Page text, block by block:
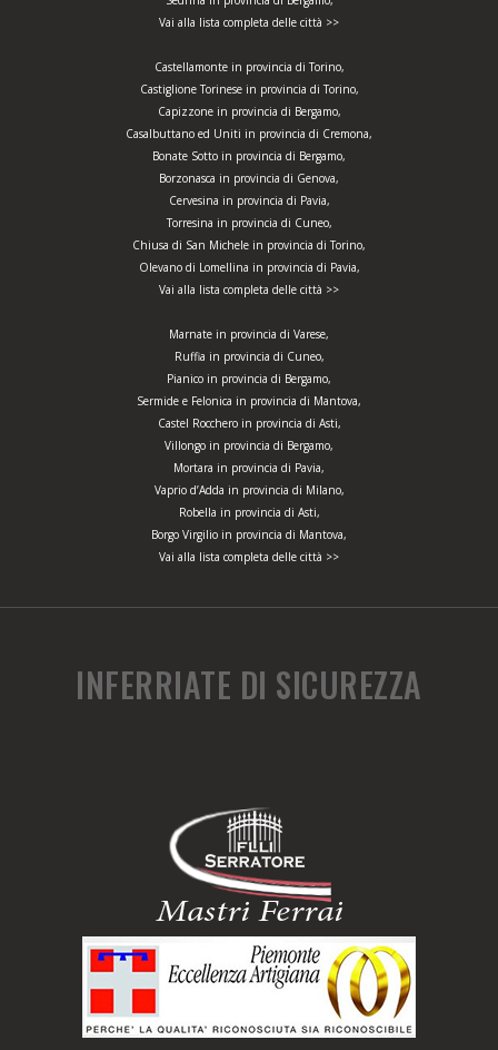
Vai alla lista completa delle città >>
Castellamonte in provincia di Torino,
Castiglione Torinese in provincia di Torino,
Capizzone in provincia di Bergamo,
Casalbuttano ed Uniti in provincia di Cremona,
Bonate Sotto in provincia di Bergamo,
Borzonasca in provincia di Genova,
Cervesina in provincia di Pavia,
Torresina in provincia di Cuneo,
Chiusa di San Michele in provincia di Torino,
Olevano di Lomellina in provincia di Pavia,
Vai alla lista completa delle città >>
Marnate in provincia di Varese,
Ruffia in provincia di Cuneo,
Pianico in provincia di Bergamo,
Sermide e Felonica in provincia di Mantova,
Castel Rocchero in provincia di Asti,
Villongo in provincia di Bergamo,
Mortara in provincia di Pavia,
Vaprio d’Adda in provincia di Milano,
Robella in provincia di Asti,
Borgo Virgilio in provincia di Mantova,
Vai alla lista completa delle città >>
INFERRIATE DI SICUREZZA